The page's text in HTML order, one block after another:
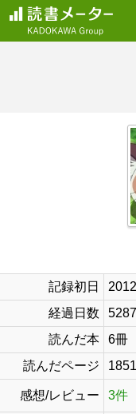
記録初日
経過日数
読んだ本
6冊
読んだページ
感想/レビュー 3件